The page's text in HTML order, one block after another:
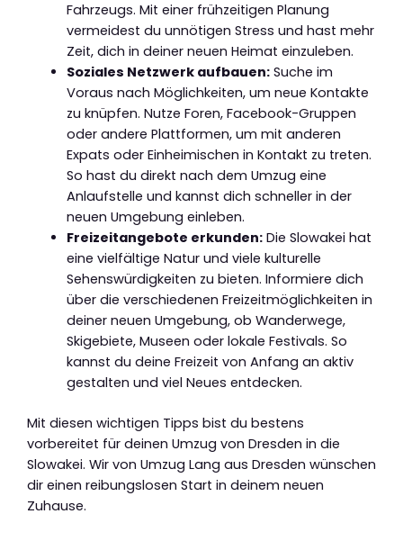
Fahrzeugs. Mit einer frühzeitigen Planung
vermeidest du unnötigen Stress und hast mehr
Zeit, dich in deiner neuen Heimat einzuleben.
Soziales Netzwerk aufbauen:Suche im
Voraus nach Möglichkeiten, um neue Kontakte
zu knüpfen. Nutze Foren, Facebook-Gruppen
oder andere Plattformen, um mit anderen
Expats oder Einheimischen in Kontakt zu treten.
So hast du direkt nach dem Umzug eine
Anlaufstelle und kannst dich schneller in der
neuen Umgebung einleben.
Freizeitangebote erkunden:Die Slowakei hat
eine vielfältige Natur und viele kulturelle
Sehenswürdigkeiten zu bieten. Informiere dich
über die verschiedenen Freizeitmöglichkeiten in
deiner neuen Umgebung, ob Wanderwege,
Skigebiete, Museen oder lokale Festivals. So
kannst du deine Freizeit von Anfang an aktiv
gestalten und viel Neues entdecken.
Mit diesen wichtigen Tipps bist du bestens
vorbereitet für deinen Umzug von Dresden in die
Slowakei. Wir von Umzug Lang aus Dresden wünschen
dir einen reibungslosen Start in deinem neuen
Zuhause.